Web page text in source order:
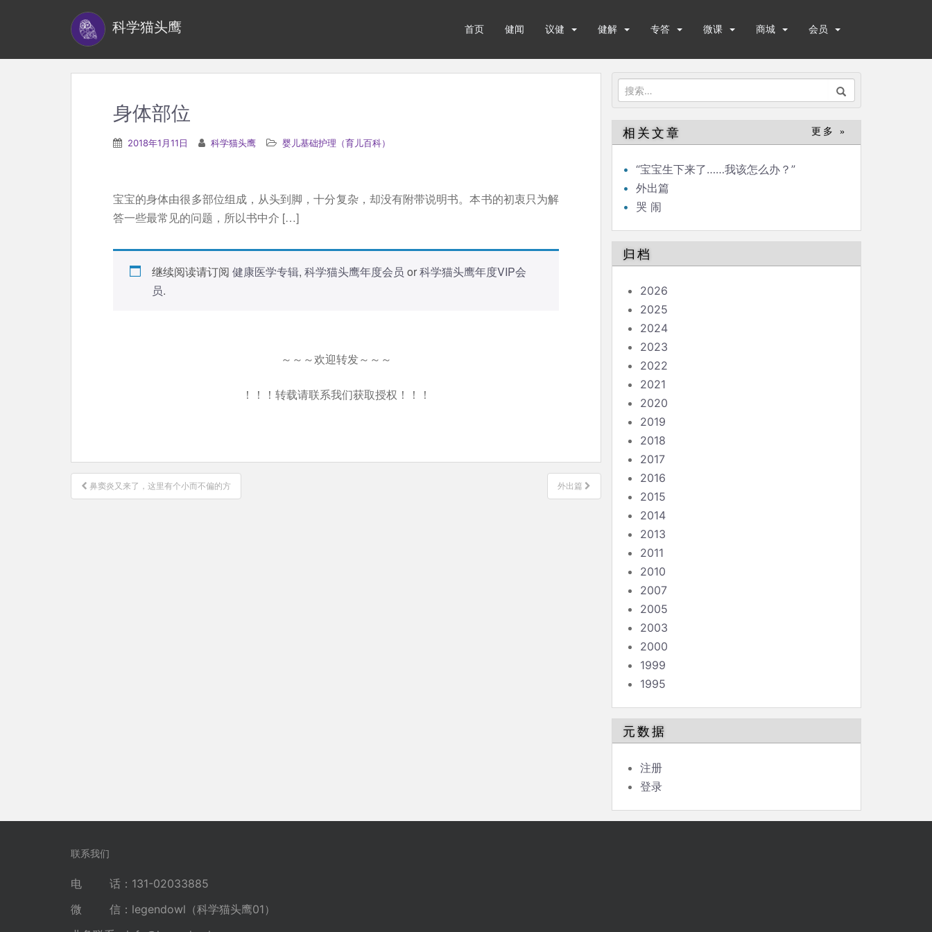
科学猫头鹰 首页 健闻 议健 健解 专答 微课 商城 会员
搜
索：
身体部位
2018年1月11日 科学猫头鹰 婴儿基础护理（育儿百科）
宝宝的身体由很多部位组成，从头到脚，十分复杂，却没有附带说明书。本书的初衷只为解
答一些最常见的问题，所以书中介 […]
继续阅读请订阅 健康医学专辑, 科学猫头鹰年度会员 or科学猫头鹰年度VIP会
员.
～～～欢迎转发～～～
！！！转载请联系我们获取授权！！！
文
章
鼻窦炎又来了，这里有个小而不偏的方 外出篇
相关文章 更多 »
“宝宝生下来了……我该怎么办？”
外出篇
哭 闹
归档
2026
2025
2024
2023
2022
2021
2020
2019
2018
2017
2016
2015
2014
2013
2011
2010
2007
2005
2003
2000
1999
1995
元数据
注册
登录
联系我们
电 话：131-02033885
微 信：legendowl（科学猫头鹰01）